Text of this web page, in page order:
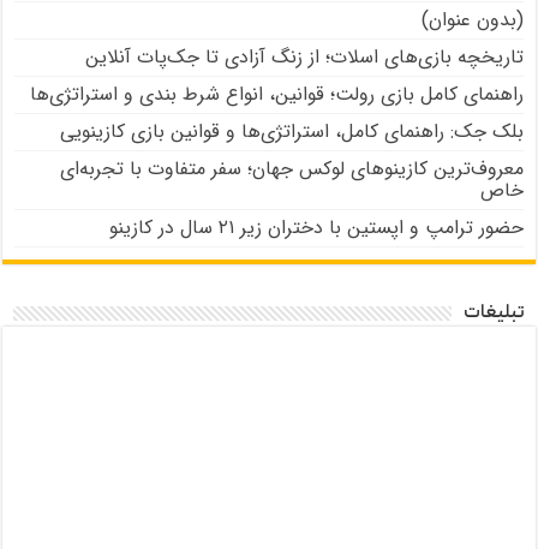
(بدون عنوان)
تاریخچه بازی‌های اسلات؛ از زنگ آزادی تا جک‌پات‌ آنلاین
راهنمای کامل بازی رولت؛ قوانین، انواع شرط بندی و استراتژی‌ها
بلک جک: راهنمای کامل، استراتژی‌ها و قوانین بازی کازینویی
معروف‌ترین کازینوهای لوکس جهان؛ سفر متفاوت با تجربه‌ای
خاص
حضور ترامپ و اپستین با دختران زیر ۲۱ سال در کازینو
تبلیغات